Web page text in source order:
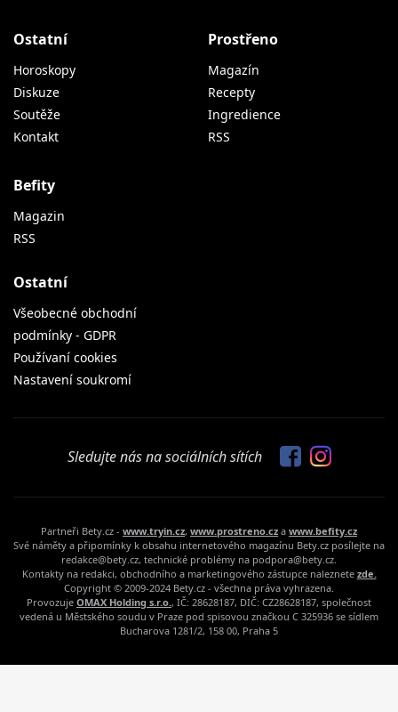
Ostatní
Horoskopy
Diskuze
Soutěže
Kontakt
Prostřeno
Magazín
Recepty
Ingredience
RSS
Befity
Magazin
RSS
Ostatní
Všeobecné obchodní
podmínky - GDPR
Používaní cookies
Nastavení soukromí
Sledujte nás na sociálních sítích
Partneři Bety.cz - www.tryin.cz, www.prostreno.cz a www.befity.cz
Své náměty a připomínky k obsahu internetového magazínu Bety.cz posílejte na
redakce@bety.cz, technické problémy na podpora@bety.cz.
Kontakty na redakci, obchodního a marketingového zástupce naleznete zde.
Copyright © 2009-2024 Bety.cz - všechna práva vyhrazena.
Provozuje OMAX Holding s.r.o., IČ: 28628187, DIČ: CZ28628187, společnost
vedená u Městského soudu v Praze pod spisovou značkou C 325936 se sídlem
Bucharova 1281/2, 158 00, Praha 5